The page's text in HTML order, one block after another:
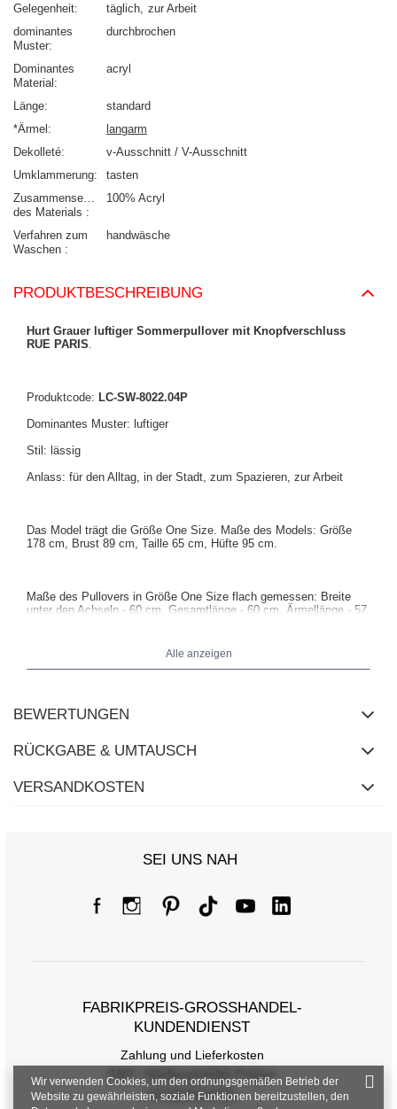
Gelegenheit
täglich zur Arbeit
dominantes
Muster
durchbrochen
Dominantes
Material
acryl
Länge
standard
*Ärmel
langarm
Dekolleté
v-Ausschnitt / V-Ausschnitt
Umklammerung
tasten
Zusammensetzung
des Materials
100% Acryl
Verfahren zum
Waschen
handwäsche
PRODUKTBESCHREIBUNG
Hurt Grauer luftiger Sommerpullover mit Knopfverschluss
RUE PARIS
Produktcode: LC-SW-8022.04P
Dominantes Muster: luftiger
Stil: lässig
Anlass: für den Alltag, in der Stadt, zum Spazieren, zur Arbeit
Das Model trägt die Größe One Size. Maße des Models: Größe
178 cm, Brust 89 cm, Taille 65 cm, Hüfte 95 cm.
Maße des Pullovers in Größe One Size flach gemessen: Breite
unter den Achseln - 60 cm, Gesamtlänge - 60 cm, Ärmellänge - 57
Alle anzeigen
BEWERTUNGEN
RÜCKGABE & UMTAUSCH
VERSANDKOSTEN
SEI UNS NAH
FABRIKPREIS-GROSSHANDEL-K
UNDENDIENST
Zahlung und Lieferkosten
FAQ - Häufig gestellte Fragen
Rückgabepolitik
Wir verwenden Cookies, um den ordnungsgemäßen Betrieb der
Website zu gewährleisten, soziale Funktionen bereitzustellen, den